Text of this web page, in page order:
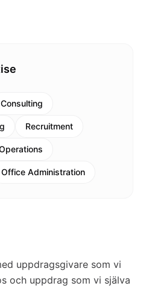
Consulting
Recruitment
Office Administration
uppdragsgivare som vi
och uppdrag som vi själva